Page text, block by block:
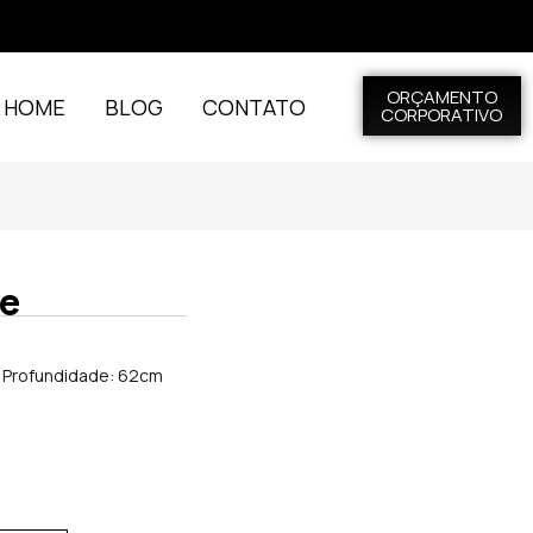
BLOG CONTATO ORÇAMENTO
CORPORATIVO
Profundidade: 62cm